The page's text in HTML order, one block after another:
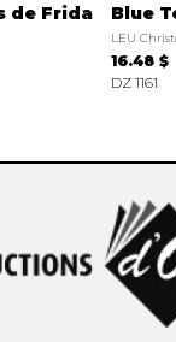
de Frida
Blue
LEU
16.48 $
DZ 1161